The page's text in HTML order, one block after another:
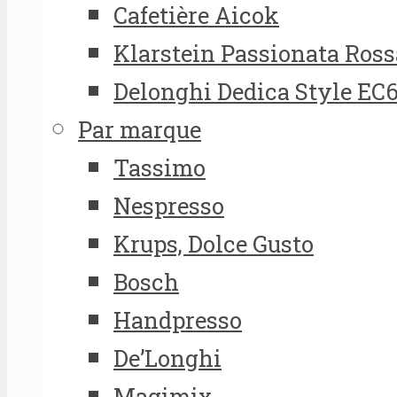
Cafetière Aicok
Klarstein Passionata
Delonghi Dedica Style
Par marque
Tassimo
Nespresso
Krups, Dolce Gusto
Bosch
Handpresso
De’Longhi